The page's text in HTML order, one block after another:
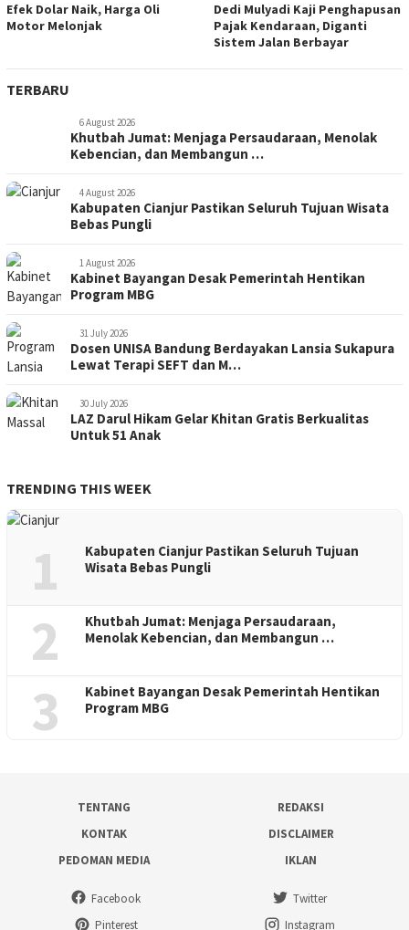
Efek Dolar Naik, Harga Oli
Motor Melonjak
Dedi Mulyadi Kaji Penghapusan
Pajak Kendaraan, Diganti
Sistem Jalan Berbayar
TERBARU
6 August 2026
Khutbah Jumat: Menjaga Persaudaraan, Menolak
Kebencian, dan Membangun …
4 August 2026
Kabupaten Cianjur Pastikan Seluruh Tujuan Wisata
Bebas Pungli
1 August 2026
Kabinet Bayangan Desak Pemerintah Hentikan
Program MBG
31 July 2026
Dosen UNISA Bandung Berdayakan Lansia Sukapura
Lewat Terapi SEFT dan M…
30 July 2026
LAZ Darul Hikam Gelar Khitan Gratis Berkualitas
Untuk 51 Anak
TRENDING THIS WEEK
1
Kabupaten Cianjur Pastikan Seluruh Tujuan
Wisata Bebas Pungli
2
Khutbah Jumat: Menjaga Persaudaraan,
Menolak Kebencian, dan Membangun …
3
Kabinet Bayangan Desak Pemerintah Hentikan
Program MBG
TENTANG
REDAKSI
KONTAK
DISCLAIMER
PEDOMAN MEDIA
IKLAN
Facebook
Twitter
Pinterest
Instagram